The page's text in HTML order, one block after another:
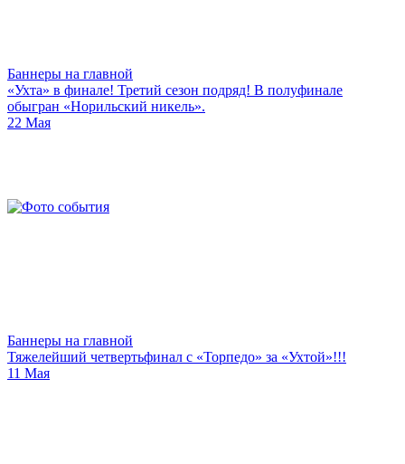
Баннеры на главной
«Ухта» в финале! Третий сезон подряд! В полуфинале
обыгран «Норильский никель».
22 Мая
Баннеры на главной
Тяжелейший четвертьфинал с «Торпедо» за «Ухтой»!!!
11 Мая